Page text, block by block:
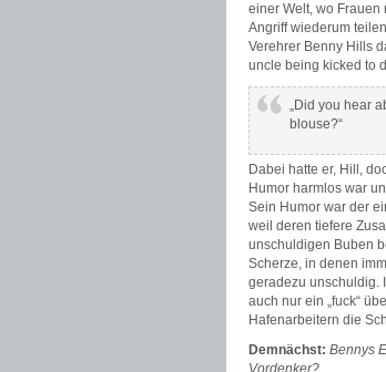
einer Welt, wo
Angriff wiederum
Verehrer Benny Hills
uncle being kicked to
„Did you hear
blouse?“
Dabei hatte er, Hill,
Humor harmlos war
Sein Humor war der
weil deren tiefere
unschuldigen Buben
Scherze, in denen
geradezu unschuldig.
auch nur ein „fuck“
Hafenarbeitern die
Demnächst: Bennys
Vordenker?